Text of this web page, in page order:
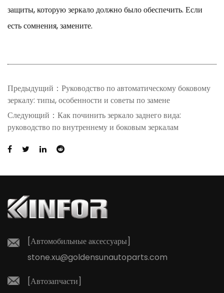
защиты, которую зеркало должно было обеспечить. Если
есть сомнения, замените.
Предыдущий：Руководство по автоматическому боковому
зеркалу: типы, особенности и советы по замене
Следующий：Как починить зеркало заднего вида:
руководство по внутреннему и боковым зеркалам
[Автомобильные аксессуары]
stone.xu@goldensunautoparts.com
[Автозапчасти]